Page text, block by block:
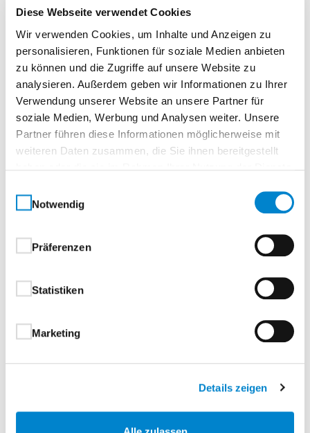
Diese Webseite verwendet Cookies
Wir verwenden Cookies, um Inhalte und Anzeigen zu
personalisieren, Funktionen für soziale Medien anbieten
zu können und die Zugriffe auf unsere Website zu
analysieren. Außerdem geben wir Informationen zu Ihrer
Verwendung unserer Website an unsere Partner für
soziale Medien, Werbung und Analysen weiter. Unsere
Partner führen diese Informationen möglicherweise mit
weiteren Daten zusammen, die Sie ihnen bereitgestellt
Notwendig
Präferenzen
Statistiken
Marketing
Details zeigen
Beschreibung Eigenschaften
Beschreibung
(feuerbeständig)Rauchschutz: RS / S200 /
8000.0Türblatt: 65 mmBlechstärke: 1,5Falzausbildung:
mmGrößenbereich (B × H): 625–1.500 × 2.501–3.250
JaHochwasserbeständig: NeinATEX: Ja
Eigenschaften